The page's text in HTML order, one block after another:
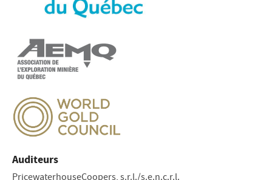
Auditeurs
PricewaterhouseCoopers, s.r.l./s.e.n.c.r.l.